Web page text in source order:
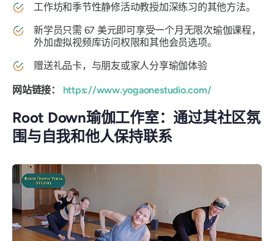
工作坊和季节性静修活动教授加深练习的其他方法。
新学员只需 67 美元即可享受一个月无限次瑜伽课程，
外加虚拟视频库访问权限和其他会员选项。
赠送礼品卡，与朋友或家人分享瑜伽体验
网站链接： https://www.yogaonestudio.com/
Root Down瑜伽工作室：通过其社区氛
围与自我和他人保持联系